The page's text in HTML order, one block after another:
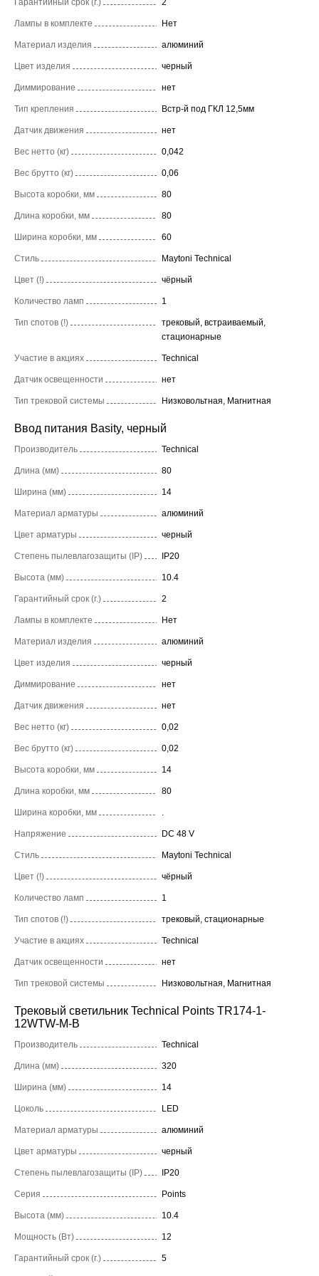
Лампы в комплекте Нет
Материал изделия алюминий
Цвет изделия черный
Диммирование нет
Тип крепления Встр-й под ГКЛ 12,5мм
Датчик движения нет
Вес нетто (кг) 0,042
Вес брутто (кг) 0,06
Высота коробки, мм 80
Длина коробки, мм 80
Ширина коробки, мм 60
Стиль Maytoni Technical
Цвет (!) чёрный
Количество ламп 1
Тип спотов (!)
трековый, встраиваемый,
стационарные
Участие в акциях Technical
Датчик освещенности нет
Тип трековой системы Низковольтная, Магнитная
Ввод питания Basity, черный
Производитель Technical
Длина (мм) 80
Ширина (мм) 14
Материал арматуры алюминий
Цвет арматуры черный
Степень пылевлагозащиты (IP) IP20
Высота (мм) 10.4
Гарантийный срок (г.) 2
Лампы в комплекте Нет
Материал изделия алюминий
Цвет изделия черный
Диммирование нет
Датчик движения нет
Вес нетто (кг) 0,02
Вес брутто (кг) 0,02
Высота коробки, мм 14
Длина коробки, мм 80
Ширина коробки, мм
Напряжение DC 48 V
Стиль Maytoni Technical
Цвет (!) чёрный
Количество ламп 1
Тип спотов (!) трековый, стационарные
Участие в акциях Technical
Датчик освещенности нет
Тип трековой системы Низковольтная, Магнитная
Трековый светильник Technical Points TR174-1-
12WTW-M-B
Производитель Technical
Длина (мм) 320
Ширина (мм) 14
Цоколь LED
Материал арматуры алюминий
Цвет арматуры черный
Степень пылевлагозащиты (IP) IP20
Серия Points
Высота (мм) 10.4
Мощность (Вт) 12
Гарантийный срок (г.) 5